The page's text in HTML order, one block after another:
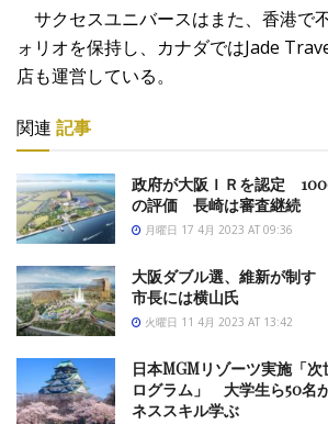
サクセスユニバースはまた、香港で
ォリオを保持し、カナダではJade
店も運営している。
関連 記事
政府が大阪ＩＲを認定
の評価 長崎は審査継続
月曜日 17 4月 2023 AT 09:36
大阪ダブル選、維新が制す
市長には横山氏
火曜日 11 4月 2023 AT 13:42
日本MGMリゾーツ実施「
ログラム」 大学生ら50名
ネススキル学ぶ